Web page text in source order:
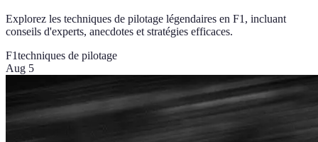
Explorez les techniques de pilotage légendaires en F1, incluant
conseils d'experts, anecdotes et stratégies efficaces.
F1techniques de pilotage
Aug 5